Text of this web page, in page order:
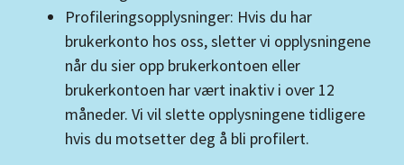
Profileringsopplysninger: Hvis du har
brukerkonto hos oss, sletter vi opplysningene
når du sier opp brukerkontoen eller
brukerkontoen har vært inaktiv i over 12
måneder. Vi vil slette opplysningene tidligere
hvis du motsetter deg å bli profilert.